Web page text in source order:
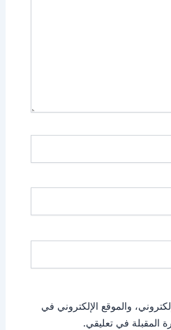
والموقع الإلكتروني في
المقبلة في تعليقي.